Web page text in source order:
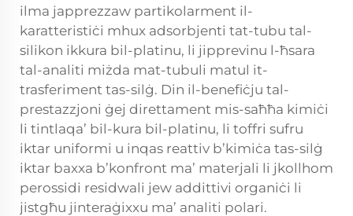
ilma japprezzaw partikolarment il-
karatteristiċi mhux adsorbjenti tat-tubu tal-
silikon ikkura bil-platinu, li jipprevinu l-ħsara
tal-analiti miżda mat-tubuli matul it-
trasferiment tas-silġ. Din il-benefiċju tal-
prestazzjoni ġej direttament mis-saħħa kimiċi
li tintlaqa’ bil-kura bil-platinu, li toffri sufru
iktar uniformi u inqas reattiv b’kimiċa tas-silġ
iktar baxxa b’konfront ma’ materjali li jkollhom
perossidi residwali jew addittivi organiċi li
jistgħu jinteraġixxu ma’ analiti polari.